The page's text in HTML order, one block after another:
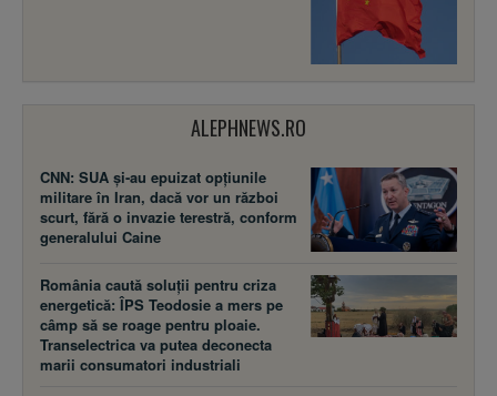
ALEPHNEWS.RO
CNN: SUA şi-au epuizat opțiunile
militare în Iran, dacă vor un război
scurt, fără o invazie terestră, conform
generalului Caine
România caută soluții pentru criza
energetică: ÎPS Teodosie a mers pe
câmp să se roage pentru ploaie.
Transelectrica va putea deconecta
marii consumatori industriali